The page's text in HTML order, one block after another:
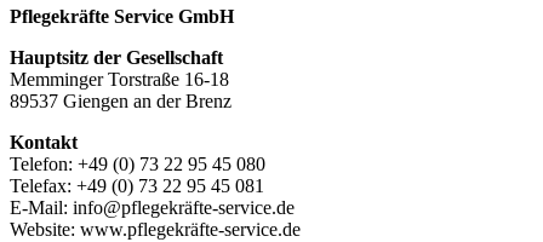
Pflegekräfte Service GmbH
Hauptsitz der Gesellschaft
Memminger Torstraße 16-18
89537 Giengen an der Brenz
Kontakt
Telefon: +49 (0) 73 22 95 45 080
Telefax: +49 (0) 73 22 95 45 081
E-Mail: info@pflegekräfte-service.de
Website: www.pflegekräfte-service.de